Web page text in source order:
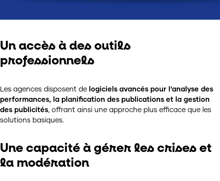
Un accès à des outils
professionnels
Les agences disposent de logiciels avancés pour l’analyse des
performances, la planification des publications et la gestion
des publicités, offrant ainsi une approche plus efficace que les
solutions basiques.
Une capacité à gérer les crises et
la modération